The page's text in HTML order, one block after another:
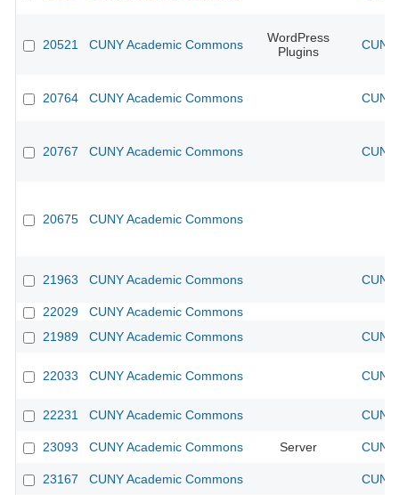
20521 CUNY Academic Commons
WordPress
Plugins
20764 CUNY Academic Commons
20767 CUNY Academic Commons
20675 CUNY Academic Commons
21963 CUNY Academic Commons
22029
CUNY Academic Commons
21989
CUNY Academic Commons
22033 CUNY Academic Commons
22231 CUNY Academic Commons
23093 CUNY Academic Commons Server
23167 CUNY Academic Commons